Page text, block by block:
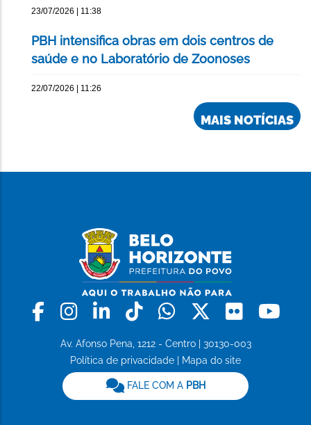
23/07/2026 | 11:38
PBH intensifica obras em dois centros de
saúde e no Laboratório de Zoonoses
22/07/2026 | 11:26
MAIS NOTÍCIAS
Facebook
Instagram
LinkedinTiktokWhatsapp
X Flickr
Av. Afonso Pena, 1212 - Centro | 30130-003
Política de privacidade
Mapa do site
FALE COM A PBH